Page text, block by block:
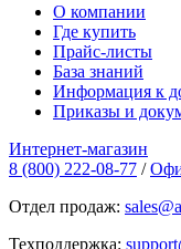
О компании
Где купить
Прайс-листы
База знаний
Информация к
Приказы и
Интернет-магазин
8 (800) 222-08-77 /
Отдел продаж:
Техподдержка: